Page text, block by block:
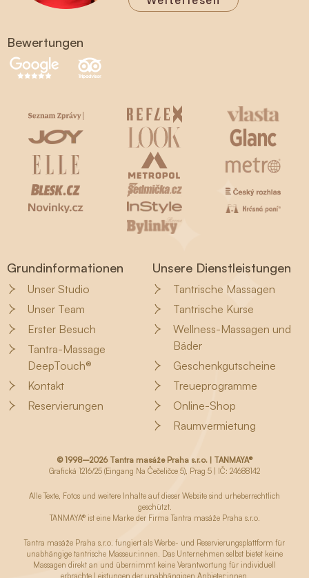
Bewertungen
Grundinformationen
Unser Studio
Unser Team
Erster Besuch
Tantra-Massage
DeepTouch®
Kontakt
Reservierungen
Unsere Dienstleistungen
Tantrische Massagen
Tantrische Kurse
Wellness-Massagen und
Bäder
Geschenkgutscheine
Treueprogramme
Online-Shop
Raumvermietung
© 1998–2026 Tantra masáže Praha s.r.o. | TANMAYA®
Grafická 1216/25 (Eingang Na Čečeličce 5), Prag 5 | IČ: 24688142
Alle Texte, Fotos und weitere Inhalte auf dieser Website sind urheberrechtlich
geschützt.
TANMAYA® ist eine Marke der Firma Tantra masáže Praha s.r.o.
Tantra masáže Praha s.r.o. fungiert als Werbe- und Reservierungsplattform für
unabhängige tantrische Masseur:innen. Das Unternehmen selbst bietet keine
Massagen direkt an und übernimmt keine Verantwortung für individuell
erbrachte Leistungen der unabhängigen Anbieter:innen.